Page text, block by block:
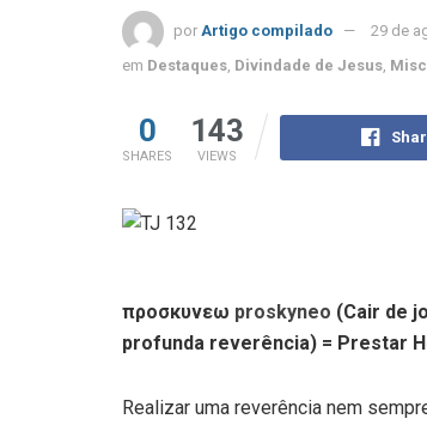
por Artigo compilado
29 de
em Destaques Divindade de Jesus
0
SHARES
143
VIEWS
προσκυνεω proskyneo (Cair de
profunda reverência) = Prestar
Realizar uma reverência nem